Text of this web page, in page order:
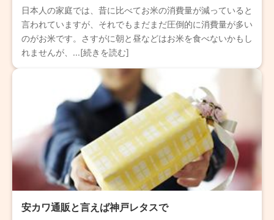
日本人の家庭では、昔に比べてお米の消費量が減っていると
言われていますが、それでもまだまだ圧倒的に消費量が多い
のがお米です。さすがに朝と昼などはお米を食べないかもし
れませんが、...[続きを読む]
安カワ通販と言えば神戸レタスで